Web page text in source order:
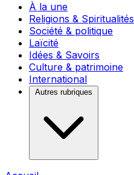
À la une
Religions & Spiritualités
Société & politique
Laïcité
Idées & Savoirs
Culture & patrimoine
International
Autres rubriques